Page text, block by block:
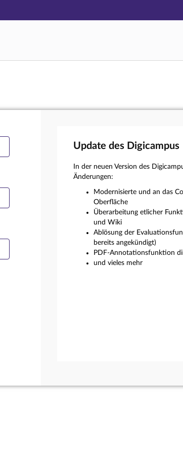
Hauptnavigation
Fußzeile
Update des Digicampus
In der neuen Version des
Änderungen:
Modernisierte und an das
Oberfläche
Überarbeitung etlicher
und Wiki
Ablösung der
bereits angekündigt)
PDF-Annotationsfunktion
und vieles mehr